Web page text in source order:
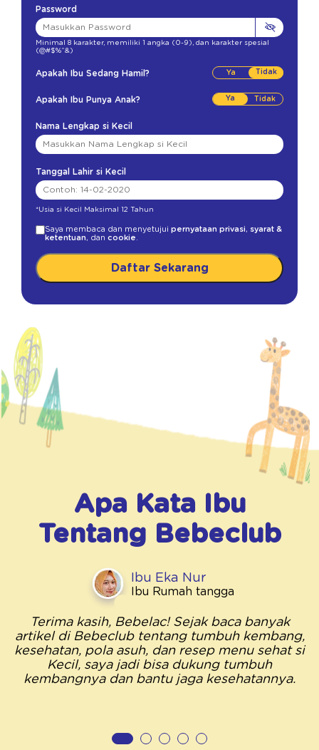
Password
Minimal 8 karakter, memiliki 1 angka (0-9) dan karakter spesial
(@#$%^&)
Apakah Ibu Sedang Hamil? Tidak
Apakah Ibu Punya Anak? Ya
Nama Lengkap si Kecil
Tanggal Lahir si Kecil
*Usia si Kecil Maksimal 12 Tahun
Saya membaca dan menyetujui pernyataan privasi, syarat &
ketentuan, dan cookie
Daftar Sekarang
Apa Kata Ibu
Tentang Bebeclub
Ibu Eka Nur
Ibu Rumah tangga
Terima kasih, Bebelac! Sejak baca banyak
artikel di Bebeclub tentang tumbuh kembang,
kesehatan, pola asuh, dan resep menu sehat si
Kecil, saya jadi bisa dukung tumbuh
kembangnya dan bantu jaga kesehatannya.